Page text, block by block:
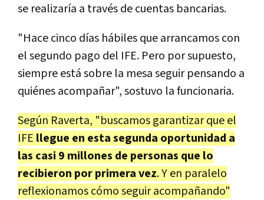
se realizaría a través de cuentas bancarias.
"Hace cinco días hábiles que arrancamos con
el segundo pago del IFE. Pero por supuesto,
siempre está sobre la mesa seguir pensando a
quiénes acompañar", sostuvo la funcionaria.
Según Raverta, "buscamos garantizar que el
IFE llegue en esta segunda oportunidad a
las casi 9 millones de personas que lo
recibieron por primera vez. Y en paralelo
reflexionamos cómo seguir acompañando"